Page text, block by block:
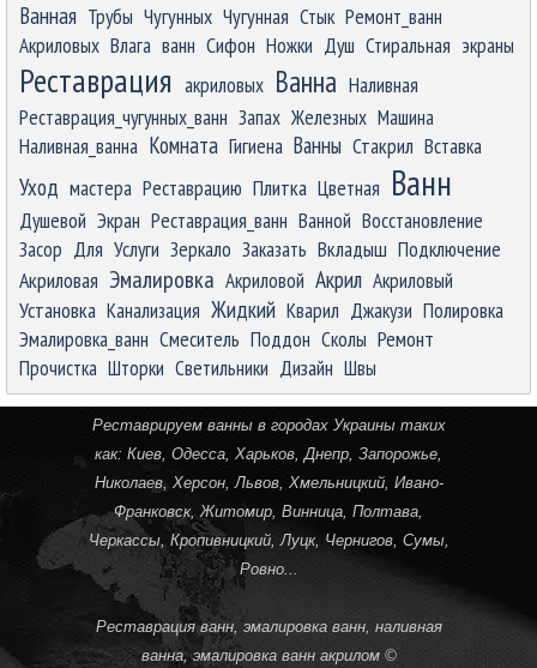
Ванная Трубы Чугунных Чугунная Стык Ремонт_ванн
Акриловых Влага ванн Сифон Ножки Душ Стиральная экраны
Реставрация акриловых Ванна Наливная
Реставрация_чугунных_ванн Запах Железных Машина
Наливная_ванна Комната Гигиена Ванны Стакрил Вставка
Уход мастера Реставрацию Плитка Цветная Ванн
Душевой Экран Реставрация_ванн Ванной Восстановление
Засор Для Услуги Зеркало Заказать Вкладыш Подключение
Акриловая Эмалировка Акриловой Акрил Акриловый
Установка Канализация Жидкий Кварил Джакузи Полировка
Эмалировка_ванн Смеситель Поддон Сколы Ремонт
Прочистка Шторки Светильники Дизайн Швы
Реставрируем ванны в городах Украины таких
как: Киев, Одесса, Харьков,Днепр, Запорожье,
Николаев, Херсон,Львов, Хмельницкий, Ивано-
Франковск,Житомир, Винница, Полтава,
Черкассы, Кропивницкий, Луцк, Чернигов, Сумы,
Ровно...
Реставрация ванн, эмалировка ванн, наливная
ванна, эмалировка ванн акрилом ©